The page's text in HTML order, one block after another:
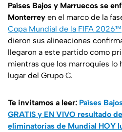
Países Bajos y Marruecos se
Monterrey en el marco de la
Copa Mundial de la FIFA 2026™
dieron sus alineaciones
llegaron a este partido como
mientras que los marroquíes lo
lugar del Grupo C.
Te invitamos a leer: Países
GRATIS y EN VIVO resultado
eliminatorias de Mundial HOY